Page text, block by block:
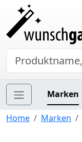
Marken
Home Marken